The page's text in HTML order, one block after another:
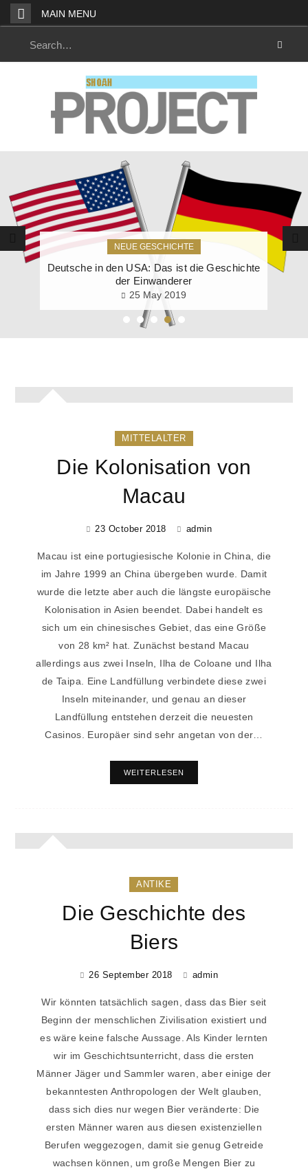
Skip
MAIN MENU
Search
NEUE GESCHICHTE
Deutsche in den USA: Das ist die Geschichte
der Einwanderer
25 May 2019
MITTELALTER
Die Kolonisation von
Macau
23 October 2018 admin
Macau ist eine portugiesische Kolonie in China, die
im Jahre 1999 an China übergeben wurde. Damit
wurde die letzte aber auch die längste europäische
Kolonisation in Asien beendet. Dabei handelt es
sich um ein chinesisches Gebiet, das eine Größe
von 28 km² hat. Zunächst bestand Macau
allerdings aus zwei Inseln, Ilha de Coloane und Ilha
de Taipa. Eine Landfüllung verbindete diese zwei
Inseln miteinander, und genau an dieser
Landfüllung entstehen derzeit die neuesten
Casinos. Europäer sind sehr angetan von der…
WEITERLESEN
ANTIKE
Die Geschichte des
Biers
26 September 2018 admin
Wir könnten tatsächlich sagen, dass das Bier seit
Beginn der menschlichen Zivilisation existiert und
es wäre keine falsche Aussage. Als Kinder lernten
wir im Geschichtsunterricht, dass die ersten
Männer Jäger und Sammler waren, aber einige der
bekanntesten Anthropologen der Welt glauben,
dass sich dies nur wegen Bier veränderte: Die
ersten Männer waren aus diesen existenziellen
Berufen weggezogen, damit sie genug Getreide
wachsen können, um große Mengen Bier zu